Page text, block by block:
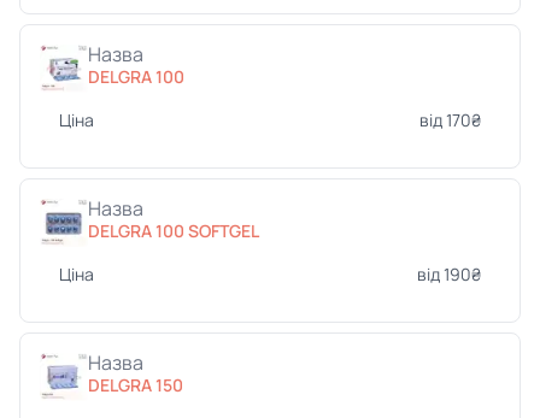
Назва
DELGRA 100
Ціна
від 170₴
Назва
DELGRA 100 SOFTGEL
Ціна
від 190₴
Назва
DELGRA 150